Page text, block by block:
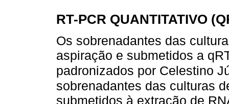
RT-PCR QUANTITATIVO
Os sobrenadantes das
aspiração e submetidos a
padronizados por Celestino
sobrenadantes das culturas
submetidos à extração de